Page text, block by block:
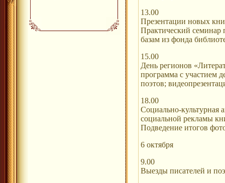
13.00
Презентации новых
Практический семинар
базам из фонда
15.00
День регионов
программа с участием
поэтов;
18.00
Социально-культурная
социальной рекламы
Подведение итогов
6 октября
9.00
Выезды писателей и